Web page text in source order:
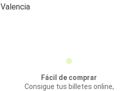
Valencia
Fácil de comprar
Consigue tus billetes online,